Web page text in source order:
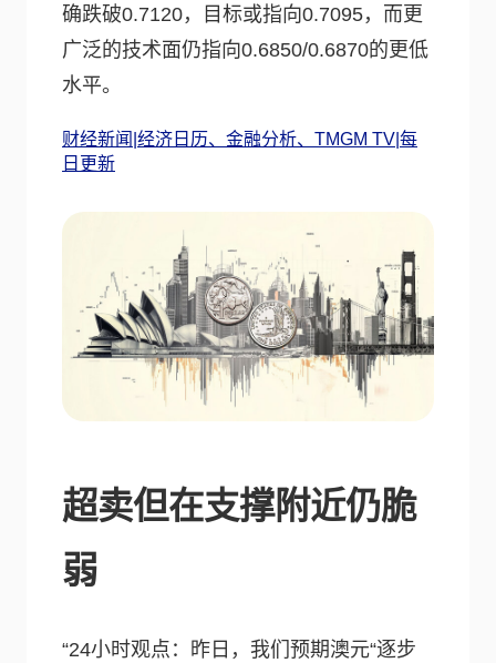
确跌破0.7120，目标或指向0.7095，而更
广泛的技术面仍指向0.6850/0.6870的更低
水平。
财经新闻|经济日历、金融分析、TMGM TV|每
日更新
超卖但在支撑附近仍脆
弱
“24小时观点：昨日，我们预期澳元“逐步